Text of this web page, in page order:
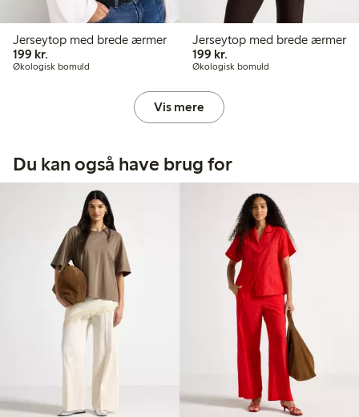
Jerseytop med brede ærmer
199 kr.
Økologisk bomuld
Jerseytop med brede ærmer
199 kr.199,00 kr.
Økologisk bomuld
Vis mere
Du kan også have brug for